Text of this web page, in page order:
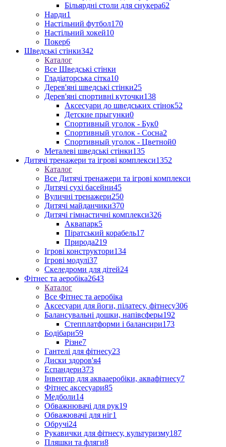
Більярдні столи для снукера62
Нарди1
Настільний футбол170
Настільний хокей10
Покер6
Шведські стінки342
Каталог
Все Шведські стінки
Гладіаторська сітка10
Дерев'яні шведські стінки25
Дерев'яні спортивні куточки138
Аксесуари до шведських стінок52
Детские прыгунки0
Спортивный уголок - Бук0
Спортивный уголок - Сосна2
Спортивный уголок - Цветной0
Металеві шведські стінки135
Дитячі тренажери та ігрові комплекси1352
Каталог
Все Дитячі тренажери та ігрові комплекси
Дитячі сухі басейни45
Вуличні тренажери250
Дитячі майданчики370
Дитячі гімнастичні комплекси326
Аквапарк5
Піратський корабель17
Природа219
Ігрові конструктори134
Ігрові модулі37
Скеледроми для дітей24
Фітнес та аеробіка2643
Каталог
Все Фітнес та аеробіка
Аксесуари для йоги, пілатесу, фітнесу306
Балансувальні дошки, напівсферы192
Степплатформи і балансири173
Бодібари59
Різне7
Гантелі для фітнесу23
Диски здоров'я4
Еспандери373
Інвентар для аквааеробіки, аквафітнесу7
Фітнес аксесуари85
Медболи14
Обважнювачі для рук19
Обважювачі для ніг1
Обручі24
Рукавички для фітнесу, культуризму187
Пляшки та фляги8